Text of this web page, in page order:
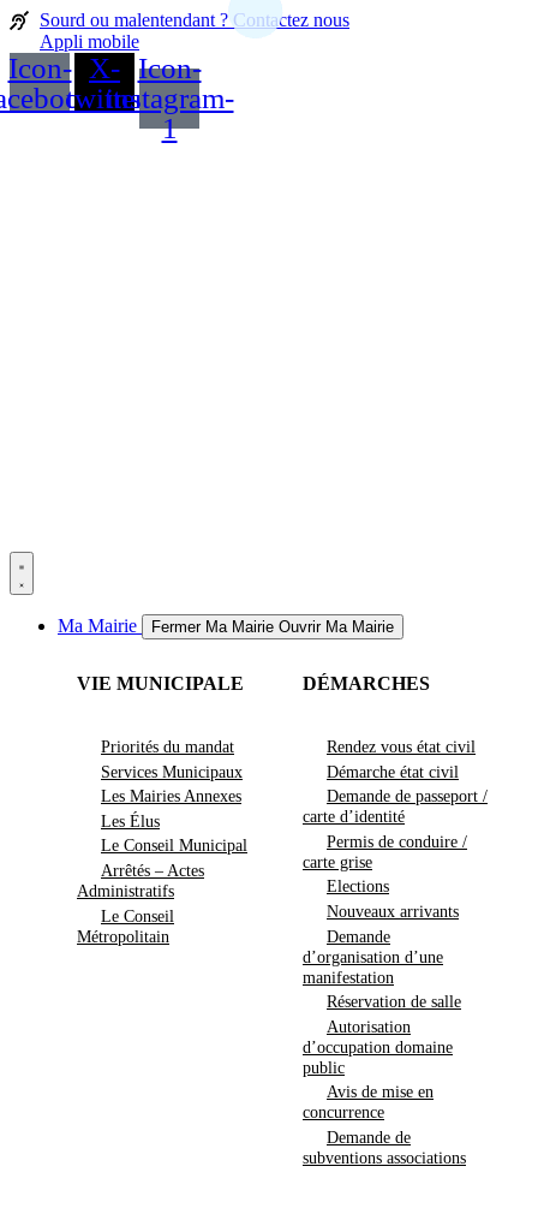
Sourd ou malentendant ? Contactez nous
Appli mobile
Icon- X-
twitter
Icon-
instagram-
1
Ma Mairie Fermer Ma Mairie Ouvrir Ma Mairie
VIE MUNICIPALE
Priorités du mandat
Services Municipaux
Les Mairies Annexes
Les Élus
Le Conseil Municipal
Arrêtés – Actes
Administratifs
Le Conseil
Métropolitain
DÉMARCHES
Rendez vous état civil
Démarche état civil
Demande de passeport /
carte d’identité
Permis de conduire /
carte grise
Elections
Nouveaux arrivants
Demande
d’organisation d’une
manifestation
Réservation de salle
Autorisation
d’occupation domaine
public
Avis de mise en
concurrence
Demande de
subventions associations